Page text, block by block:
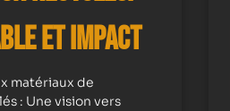
et Impact
matériaux de
: Une vision vers